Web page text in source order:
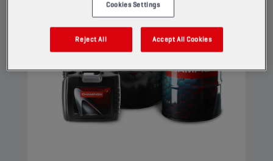
Cookies Settings
Reject All Accept All Cookies